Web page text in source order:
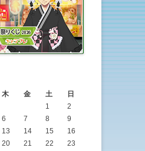
木 金 土
日
1
2
6 7 8
9
13 14 15
16
20 21 22
23